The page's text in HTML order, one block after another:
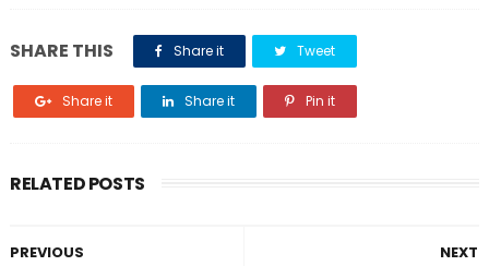
SHARE THIS Share it Tweet
Share it Share it Pin it
RELATED POSTS
NEXT
PREVIOUS